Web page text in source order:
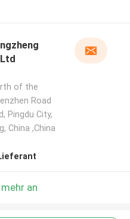
of the
Road
Pingdu City,
China ,China
an